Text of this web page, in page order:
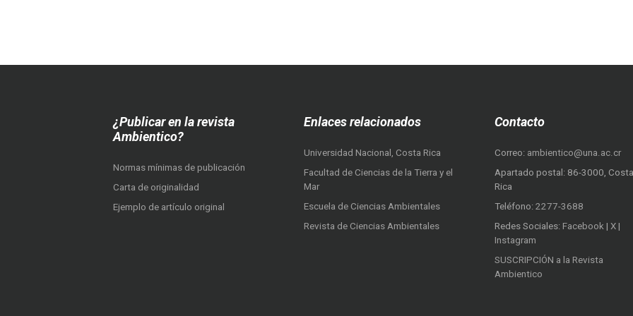
¿Publicar en la revista
Ambientico?
Normas mínimas de publicación
Carta de originalidad
Ejemplo de artículo original
Enlaces relacionados
Universidad Nacional, Costa Rica
Facultad de Ciencias de la Tierra y el
Mar
Escuela de Ciencias Ambientales
Revista de Ciencias Ambientales
Contacto
Correo: ambientico@una.ac.cr
Apartado postal: 86-3000, Costa
Rica
Teléfono: 2277-3688
Redes Sociales: Facebook | X |
Instagram
SUSCRIPCIÓN a la Revista
Ambientico